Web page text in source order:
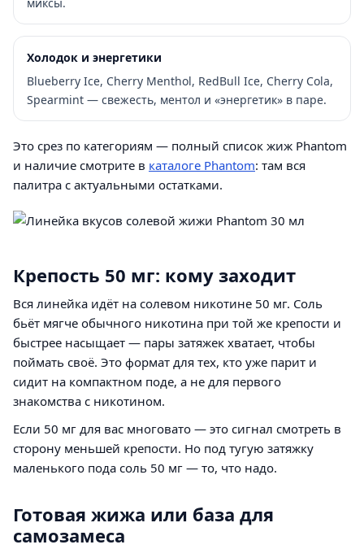
Холодок и энергетики
Blueberry Ice, Cherry Menthol, RedBull Ice, Cherry Cola,
Spearmint — свежесть, ментол и «энергетик» в паре.
Это срез по категориям — полный список жиж Phantom
и наличие смотрите в каталоге Phantom: там вся
палитра с актуальными остатками.
Крепость 50 мг: кому заходит
Вся линейка идёт на солевом никотине 50 мг. Соль
бьёт мягче обычного никотина при той же крепости и
быстрее насыщает — пары затяжек хватает, чтобы
поймать своё. Это формат для тех, кто уже парит и
сидит на компактном поде, а не для первого
знакомства с никотином.
Если 50 мг для вас многовато — это сигнал смотреть в
сторону меньшей крепости. Но под тугую затяжку
маленького пода соль 50 мг — то, что надо.
Готовая жижа или база для
самозамеса